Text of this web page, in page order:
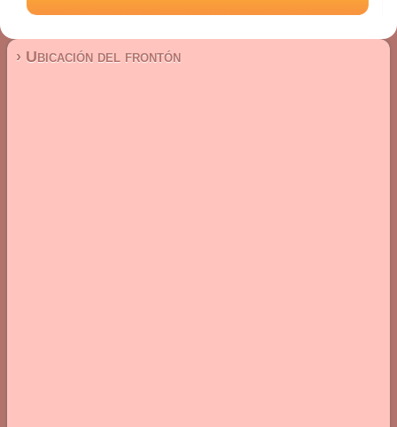
Localización|Fotos|Comentarios y reseñas
› Ubicación del frontón